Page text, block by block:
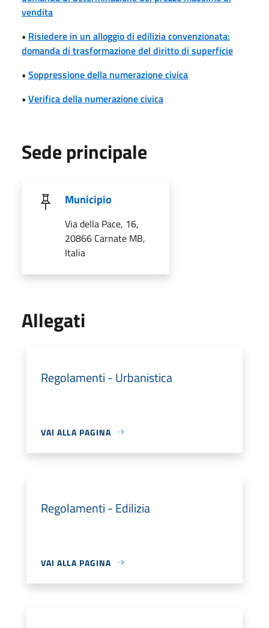
vendita
• Risiedere in un alloggio di edilizia convenzionata:
domanda di trasformazione del diritto di superficie
• Soppressione della numerazione civica
• Verifica della numerazione civica
Sede principale
Municipio
Via della Pace, 16,
20866 Carnate MB,
Italia
Allegati
Regolamenti - Urbanistica
VAI ALLA PAGINA
Regolamenti - Edilizia
VAI ALLA PAGINA